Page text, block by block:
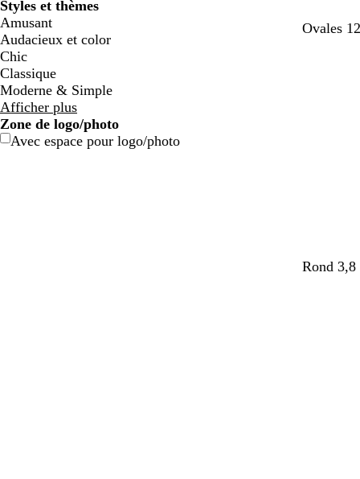
Styles et thèmes
Amusant
Audacieux et color
Chic
Classique
Moderne & Simple
Afficher plus
Zone de logo/photo
Avec espace pour logo/photo
Ovales
Rond